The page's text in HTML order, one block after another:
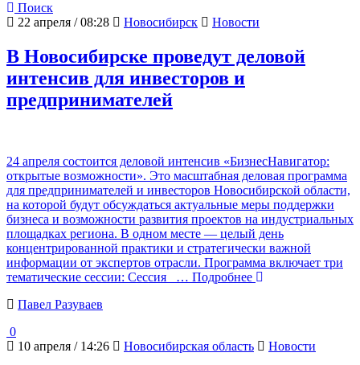
Поиск
22 апреля / 08:28
Новосибирск Новости
В Новосибирске проведут деловой
интенсив для инвесторов и
предпринимателей
24 апреля состоится деловой интенсив «БизнесНавигатор:
открытые возможности». Это масштабная деловая программа
для предпринимателей и инвесторов Новосибирской области,
на которой будут обсуждаться актуальные меры поддержки
бизнеса и возможности развития проектов на индустриальных
площадках региона. В одном месте — целый день
концентрированной практики и стратегически важной
информации от экспертов отрасли. Программа включает три
тематические сессии: Сессия
… Подробнее
Павел Разуваев
0
10 апреля / 14:26
Новосибирская область Новости